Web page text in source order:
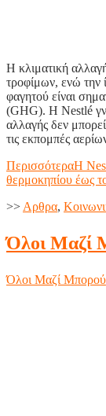
Η κλιματική
τροφίμων, ενώ την
φαγητού είναι
(GHG). H Nestlé
αλλαγής δεν
τις εκπομπές
ΠερισσότεραΗ
θερμοκηπίου έως
>>Aρθρα,
Όλοι Μαζί
Όλοι Μαζί